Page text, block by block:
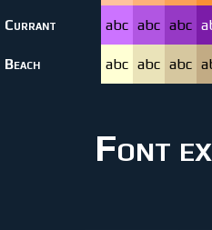
Currant abc abc abc
Beach abc abc abc
Font